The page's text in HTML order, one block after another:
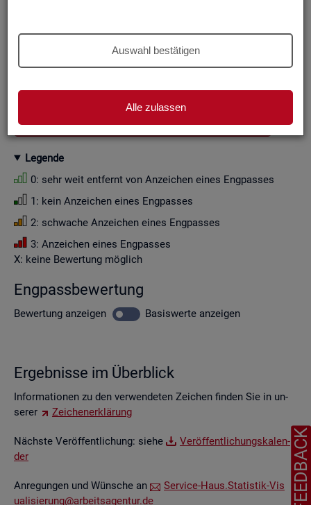
Auswahl bestätigen
Alle zulassen
Zah­len­wer­te i. d. R. auf Viel­fa­che von Zehn ge­run­det (siehe
die Fil­ter­mög­lich­kei­ten und die an­ge­zeig­ten Daten.
GESAMTDOWNLOAD ENGPASSANALYSE ALS CSV
Le­gen­de
0: sehr weit ent­fernt von An­zei­chen eines Eng­pas­ses
1: kein An­zei­chen eines Eng­pas­ses
2: schwa­che An­zei­chen eines Eng­pas­ses
3: An­zei­chen eines Eng­pas­ses
X: keine Be­wer­tung mög­lich
Eng­pass­be­wer­tung
Be­wer­tung an­zei­gen Ba­sis­wer­te an­zei­gen
Er­geb­nis­se im Über­blick
In­for­ma­tio­nen zu den ver­wen­de­ten Zei­chen fin­den Sie in un­
se­rer
Zei­chen­er­klä­rung
Nächs­te Ver­öf­fent­li­chung: siehe
Ver­öf­fent­li­chungs­ka­len­
der
An­re­gun­gen und Wün­sche an
Ser­vice-Haus.​Statistik-​Vis​
uali​sier​ung@​arb​eits​agen​tur.​de
FEEDBACK